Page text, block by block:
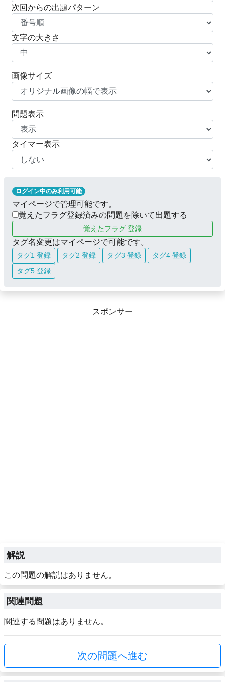
次回からの出題パターン
文字の大きさ
画像サイズ
問題表示
タイマー表示
ログイン中のみ利用可能
マイページで管理可能です。
覚えたフラグ登録済みの問題を除いて出題する
覚えたフラグ 登録
タグ名変更はマイページで可能です。
タグ1 登録 タグ2 登録 タグ3 登録
タグ4 登録
タグ5 登録
スポンサー
解説
この問題の解説はありません。
関連問題
関連する問題はありません。
次の問題へ進む